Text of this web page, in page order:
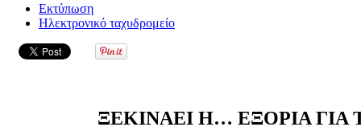
Εκτύπωση
Ηλεκτρονικό ταχυδρομείο
ΞΕΚΙΝΑΕΙ Η… ΕΞΟΡΙΑ ΓΙΑ